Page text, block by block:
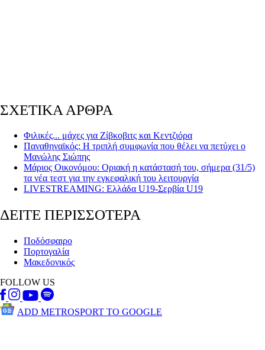
ΣΧΕΤΙΚΑ ΑΡΘΡΑ
Φιλικές... μάχες για Ζίβκοβιτς και Κεντζιόρα
Παναθηναϊκός: Η τριπλή συμφωνία που θέλει να πετύχει ο
Μανώλης Σιώπης
Μάριος Οικονόμου: Οριακή η κατάστασή του, σήμερα (31/5)
τα νέα τεστ για την εγκεφαλική του λειτουργία
LIVESTREAMING: Ελλάδα U19-Σερβία U19
ΔΕΙΤΕ ΠΕΡΙΣΣΟΤΕΡΑ
Ποδόσφαιρο
Πορτογαλία
Μακεδονικός
FOLLOW US
ADD METROSPORT TO GOOGLE